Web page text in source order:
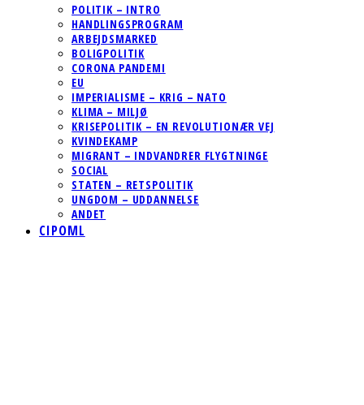
POLITIK – INTRO
HANDLINGSPROGRAM
ARBEJDSMARKED
BOLIGPOLITIK
CORONA PANDEMI
EU
IMPERIALISME – KRIG – NATO
KLIMA – MILJØ
KRISEPOLITIK – EN REVOLUTIONÆR VEJ
KVINDEKAMP
MIGRANT – INDVANDRER FLYGTNINGE
SOCIAL
STATEN – RETSPOLITIK
UNGDOM – UDDANNELSE
ANDET
CIPOML